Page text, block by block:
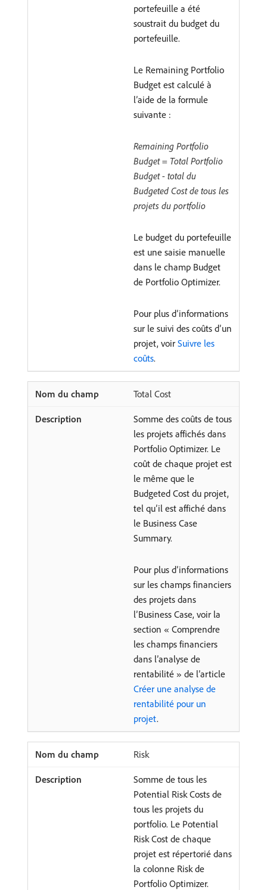
portefeuille a été
soustrait du budget du
portefeuille.
Le Remaining Portfolio
Budget est calculé à
l’aide de la formule
suivante :
Remaining Portfolio
Budget = Total Portfolio
Budget - total du
Budgeted Cost de tous les
projets du portfolio
Le budget du portefeuille
est une saisie manuelle
dans le champ Budget
de Portfolio Optimizer.
Pour plus d’informations
sur le suivi des coûts d’un
projet, voir Suivre les
coûts.
Total Cost
Somme des coûts de tous
les projets affichés dans
Portfolio Optimizer. Le
coût de chaque projet est
le même que le
Budgeted Cost du projet,
tel qu’il est affiché dans
le Business Case
Summary.
Pour plus d’informations
sur les champs financiers
des projets dans
l’Business Case, voir la
section « Comprendre
les champs financiers
dans l’analyse de
rentabilité » de l’article
Créer une analyse de
rentabilité pour un
projet.
Risk
Somme de tous les
Potential Risk Costs de
tous les projets du
portfolio. Le Potential
Risk Cost de chaque
projet est répertorié dans
la colonne Risk de
Portfolio Optimizer.